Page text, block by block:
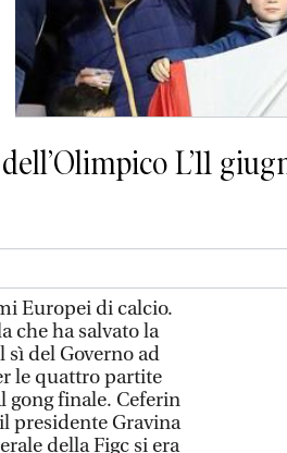
L’11
Europei di calcio.
che ha salvato la
del Governo ad
le quattro partite
gong finale. Ceferin
presidente Gravina
della Figc si era